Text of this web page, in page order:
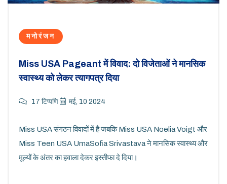
मनोरंजन
Miss USA Pageant में विवाद: दो विजेताओं ने मानसिक
स्वास्थ्य को लेकर त्यागपत्र दिया
17 टिप्पणि मई, 10 2024
Miss USA संगठन विवादों में है जबकि Miss USA Noelia Voigt और
Miss Teen USA UmaSofia Srivastava ने मानसिक स्वास्थ्य और
मूल्यों के अंतर का हवाला देकर इस्तीफा दे दिया।